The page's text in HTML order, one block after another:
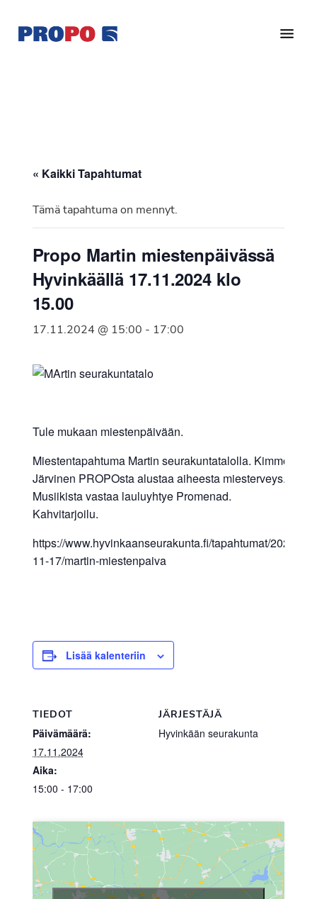
pääsisältöön
alatunnisteeseen
Ry
vuonna
Suomen
Syöpäyhdistyksen
jäsenjärjestö.
« Kaikki Tapahtumat
Tämä tapahtuma on mennyt.
Propo Martin miestenpäivässä
Hyvinkäällä 17.11.2024 klo
15.00
17.11.2024 @ 15:00 - 17:00
Tule mukaan miestenpäivään.
Miestentapahtuma Martin seurakuntatalolla. Kimmo
Järvinen PROPOsta alustaa aiheesta miesterveys.
Musiikista vastaa lauluyhtye Promenad.
Kahvitarjoilu.
https://www.hyvinkaanseurakunta.fi/tapahtumat/2024-
11-17/martin-miestenpaiva
Lisää kalenteriin
TIEDOT
Päivämäärä:
17.11.2024
Aika:
15:00 - 17:00
JÄRJESTÄJÄ
Hyvinkään seurakunta